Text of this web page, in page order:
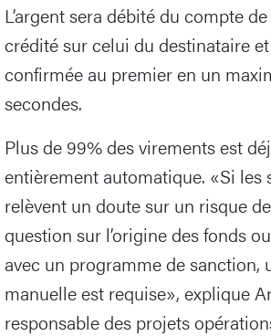
L’argent sera débité du compte de
crédité sur celui du destinataire et
confirmée au premier en un
secondes.
Plus de 99% des virements est
entièrement automatique. «Si les
relèvent un doute sur un risque
question sur l’origine des fonds
avec un programme de sanction,
manuelle est requise», explique
responsable des projets